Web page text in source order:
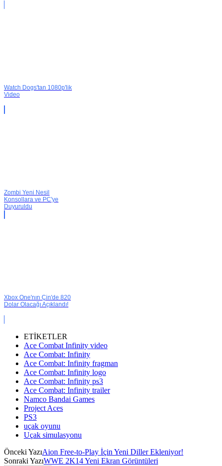
Watch Dogs'tan 1080p'lik
Video
Zombi Yeni Nesil
Konsollara ve PC'ye
Duyuruldu
Xbox One'nın Çin'de 820
Dolar Olacağı Açıklandı!
ETİKETLER
Ace Combat Infinity video
Ace Combat: Infinity
Ace Combat: Infinity fragman
Ace Combat: Infinity logo
Ace Combat: Infinity ps3
Ace Combat: Infinity trailer
Namco Bandai Games
Project Aces
PS3
uçak oyunu
Uçak simulasyonu
Önceki YazıAion Free-to-Play İçin Yeni Diller Ekleniyor!
Sonraki YazıWWE 2K14 Yeni Ekran Görüntüleri